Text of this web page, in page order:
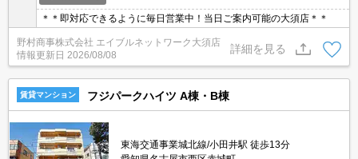
＊＊即対応できるように毎日営業中！当日ご案内可能の大須店＊＊
野村商事株式会社 エイブルネットワーク大須店
情報更新日 2026/08/08
詳細を見る
賃貸マンション フジパークハイツ A棟・B棟
東海交通事業城北線/小田井駅 徒歩13分